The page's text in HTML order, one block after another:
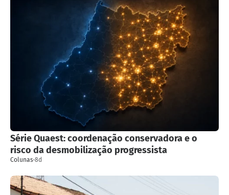
Série Quaest: coordenação conservadora e o
risco da desmobilização progressista
Colunas·8d